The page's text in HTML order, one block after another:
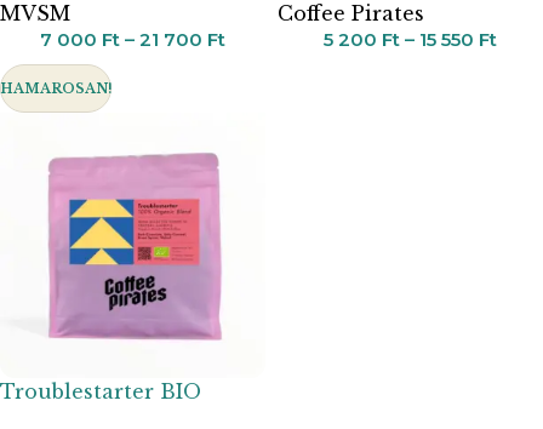
MVSM
7 000 Ft – 21 700 Ft
Coffee Pirates
5 200 Ft – 15 550 Ft
HAMAROSAN!
Troublestarter BIO